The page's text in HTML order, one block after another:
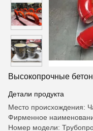
Высокопрочные
Детали продукта
Место происхождения:
Фирменное
Номер модели: